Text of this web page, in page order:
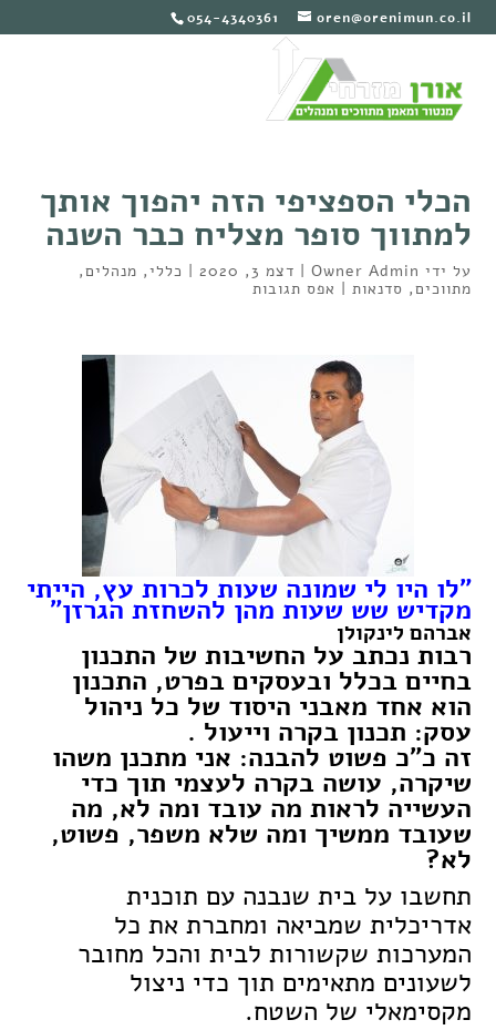
054-4340361 oren@orenimun.co.il
הכלי הספציפי הזה יהפוך אותך
למתווך סופר מצליח כבר השנה
על ידי Owner Admin
| דצמ 3, 2020 | כללי, מנהלים,
מתווכים, סדנאות | אפס תגובות
"לו היו לי שמונה שעות לכרות עץ, הייתי
מקדיש שש שעות מהן להשחזת הגרזן"
אברהם לינקולן
רבות נכתב על החשיבות של התכנון
בחיים בכלל ובעסקים בפרט, התכנון
הוא אחד מאבני היסוד של כל ניהול
עסק: תכנון בקרה וייעול .
זה כ"כ פשוט להבנה: אני מתכנן משהו
שיקרה, עושה בקרה לעצמי תוך כדי
העשייה לראות מה עובד ומה לא, מה
שעובד ממשיך ומה שלא משפר, פשוט,
לא?
תחשבו על בית שנבנה עם תוכנית
אדריכלית שמביאה ומחברת את כל
המערכות שקשורות לבית והכל מחובר
לשעונים מתאימים תוך כדי ניצול
מקסימאלי של השטח.